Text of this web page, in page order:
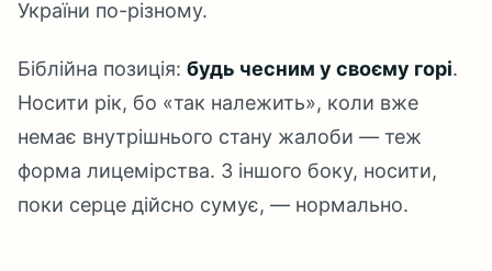
України по-різному.
Біблійна позиція: будь чесним у своєму горі.
Носити рік, бо «так належить», коли вже
немає внутрішнього стану жалоби — теж
форма лицемірства. З іншого боку, носити,
поки серце дійсно сумує, — нормально.